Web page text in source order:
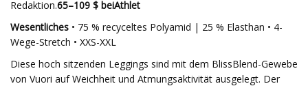
Redaktion.65–109 $ beiAthlet
Wesentliches • 75 % recyceltes Polyamid | 25 % Elasthan • 4-
Wege-Stretch • XXS-XXL
Diese hoch sitzenden Leggings sind mit dem BlissBlend-Gewebe
von Vuori auf Weichheit und Atmungsaktivität ausgelegt. Der